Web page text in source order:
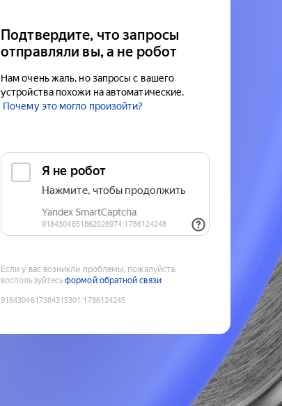
Подтвердите, что запросы
отправляли вы, а не робот
Нам очень жаль, но запросы с вашего
устройства похожи на автоматические.
Почему это могло произойти?
Если у вас возникли проблемы, пожалуйста,
воспользуйтесьформой обратной связи
9184304617384315301 :1786124245